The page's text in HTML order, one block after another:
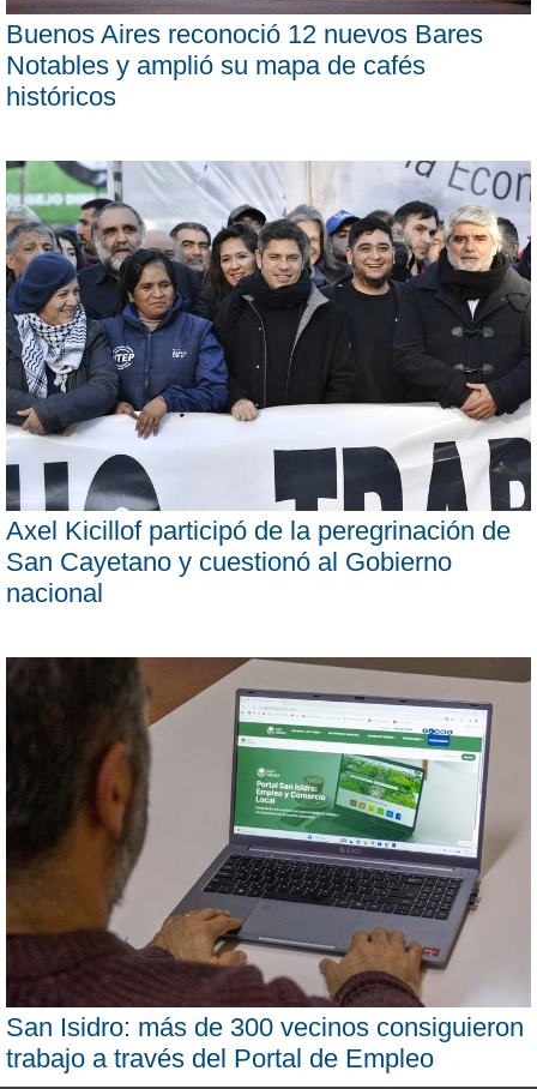
Buenos Aires reconoció 12 nuevos Bares
Notables y amplió su mapa de cafés
históricos
Axel Kicillof participó de la peregrinación de
San Cayetano y cuestionó al Gobierno
nacional
San Isidro: más de 300 vecinos consiguieron
trabajo a través del Portal de Empleo